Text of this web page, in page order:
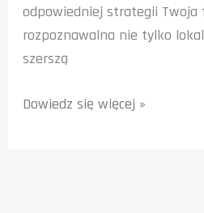
odpowiedniej strategii Twoja
rozpoznawalna nie tylko
szerszą
Twoja
Dowiedz się więcej »